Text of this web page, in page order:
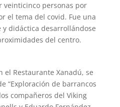
veinticinco personas por
el tema del covid. Fue una
didáctica desarrollándose
del centro.
el Restaurante Xanadú, se
“Exploración de barrancos
compañeros del Viking